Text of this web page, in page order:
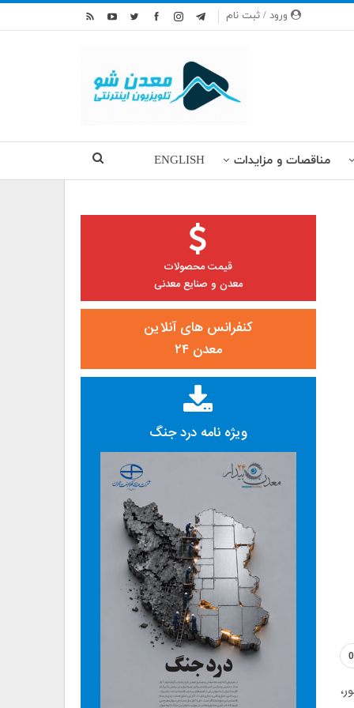
ورود / ثبت نام
مناقصات و مزایدات ENGLISH
0
قیمت محصولات
معدن و صنایع معدنی
کنفرانس های آنلاین
معدن ۲۴
ویژه نامه درد جنگ